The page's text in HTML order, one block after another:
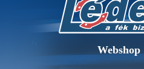
Webshop